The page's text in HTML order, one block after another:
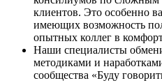
клиентов. Это особенно
имеющих возможность
опытных коллег в
Наши специалисты
методиками и
сообщества «Буду